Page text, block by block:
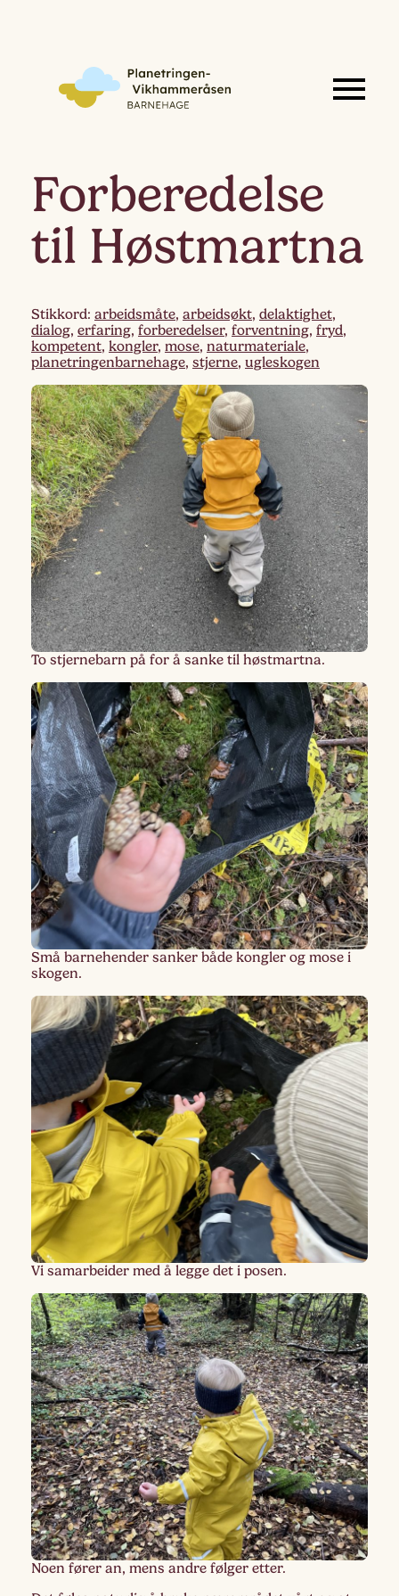
Forberedelse
til Høstmartna
Stikkord: arbeidsmåte, arbeidsøkt, delaktighet,
dialog, erfaring, forberedelser, forventning, fryd,
kompetent, kongler, mose, naturmateriale,
planetringenbarnehage, stjerne, ugleskogen
To stjernebarn på for å sanke til høstmartna.
Små barnehender sanker både kongler og mose i
skogen.
Vi samarbeider med å legge det i posen.
Noen fører an, mens andre følger etter.